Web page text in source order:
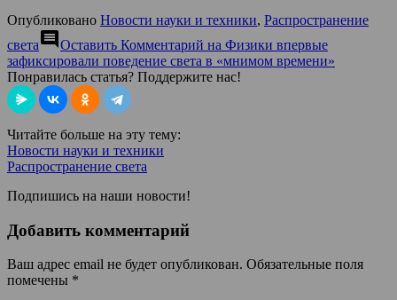
Опубликовано Новости науки и техники, Распространение
светаcomment Оставить Комментарий на Физики впервые
зафиксировали поведение света в «мнимом времени»
Понравилась статья? Поддержите нас!
Читайте больше на эту тему:
Новости науки и техники
Распространение света
Подпишись на наши новости!
Добавить комментарий
Ваш адрес email не будет опубликован. Обязательные поля
помечены *